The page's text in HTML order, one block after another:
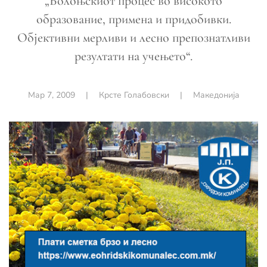
образование, примена и придобивки.
Објективни мерливи и лесно препознатливи
резултати на учењето“.
Мар 7, 2009| Крсте Голабовски | Македонија